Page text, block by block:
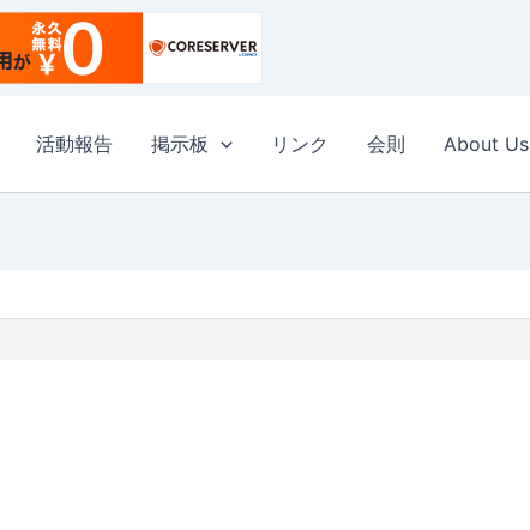
活動報告 掲示板 リンク 会則 About Us